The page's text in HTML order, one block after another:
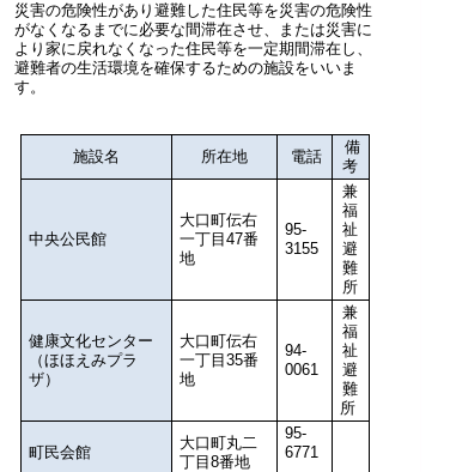
災害の危険性があり避難した住民等を災害の危険性
がなくなるまでに必要な間滞在させ、または災害に
より家に戻れなくなった住民等を一定期間滞在し、
避難者の生活環境を確保するための施設をいいま
す。
施設名 所在地 電話
備
考
中央公民館
大口町伝右
一丁目47番
地
95-
3155
兼
福
祉
避
難
所
健康文化センター
（ほほえみプラ
ザ）
大口町伝右
一丁目35番
地
94-
0061
兼
福
祉
避
難
所
町民会館
大口町丸二
丁目8番地
95-
6771